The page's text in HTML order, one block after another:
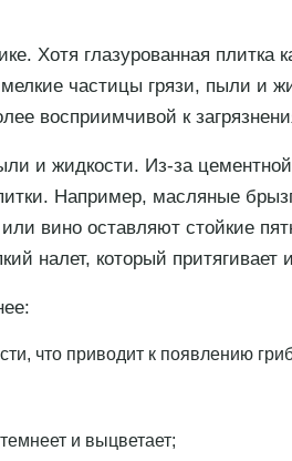
Хотя глазурованная плитка
частицы грязи, пыли и
восприимчивой к
и жидкости. Из-за
Например, масляные
вино оставляют стойкие
налет, который притягивает
что приводит к появлению
и выцветает;